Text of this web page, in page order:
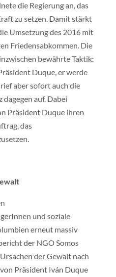
die Regierung an, das
zu setzen. Damit stärkt
Umsetzung des 2016 mit
Friedensabkommen. Die
bewährte Taktik:
Duque, er werde
aber sofort auch die
dagegen auf. Dabei
Präsident Duque ihren
das
und soziale
erneut massiv
der NGO Somos
der Gewalt nach
Präsident Iván Duque